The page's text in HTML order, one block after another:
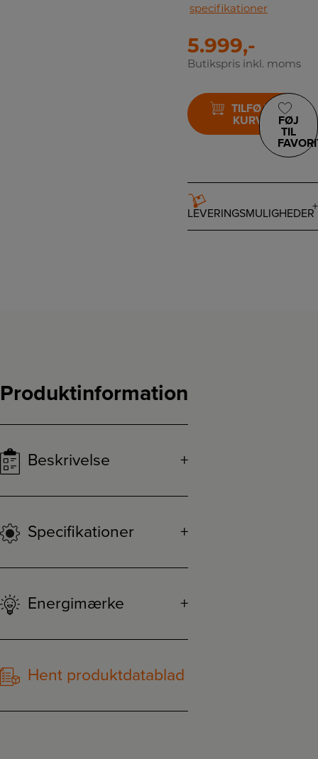
specifikationer
5.999,-
Butikspris inkl. moms
TILFØJ TIL
KURV
FØJ
TIL
LEVERINGSMULIGHEDER
Produktinformation
Beskrivelse
Specifikationer
Energimærke
Hent produktdatablad